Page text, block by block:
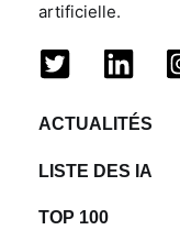
artificielle.
ACTUALITÉS
LISTE DES IA
TOP 100